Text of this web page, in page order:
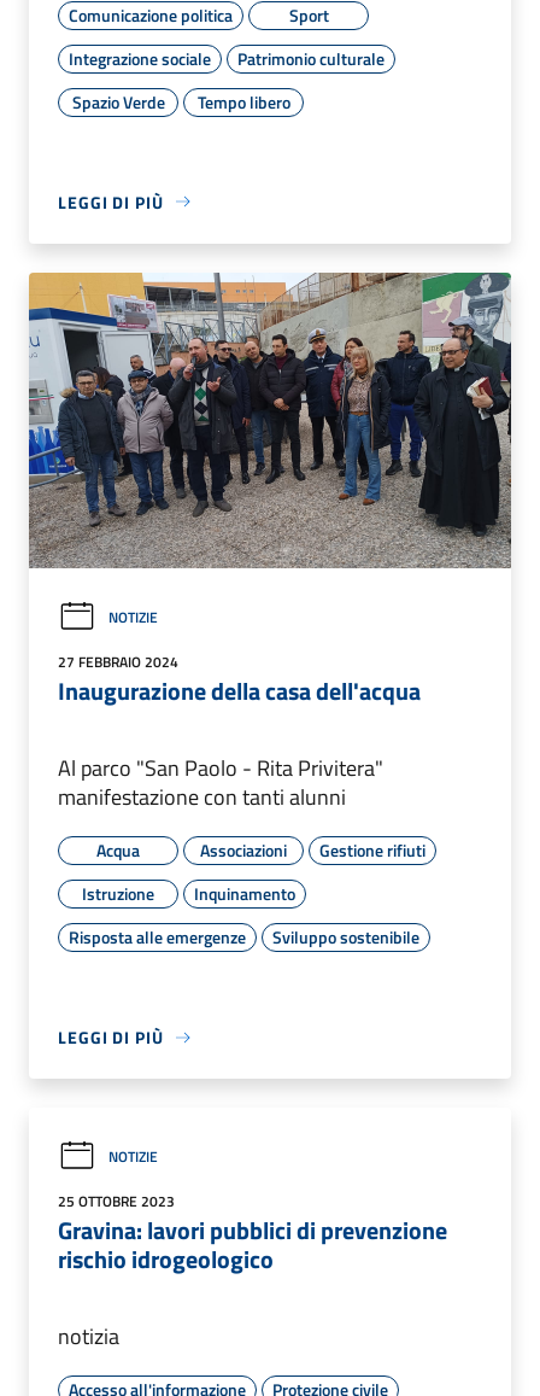
Comunicazione politica
Sport
Integrazione sociale
Patrimonio culturale
Spazio Verde
Tempo libero
LEGGI DI PIÙ
NOTIZIE
27 FEBBRAIO 2024
Inaugurazione della casa dell'acqua
Al parco "San Paolo - Rita Privitera"
manifestazione con tanti alunni
Acqua Associazioni
Gestione rifiuti
Istruzione
Inquinamento
Risposta alle emergenze
Sviluppo sostenibile
LEGGI DI PIÙ
NOTIZIE
25 OTTOBRE 2023
Gravina: lavori pubblici di prevenzione
rischio idrogeologico
notizia
Accesso all'informazione Protezione civile